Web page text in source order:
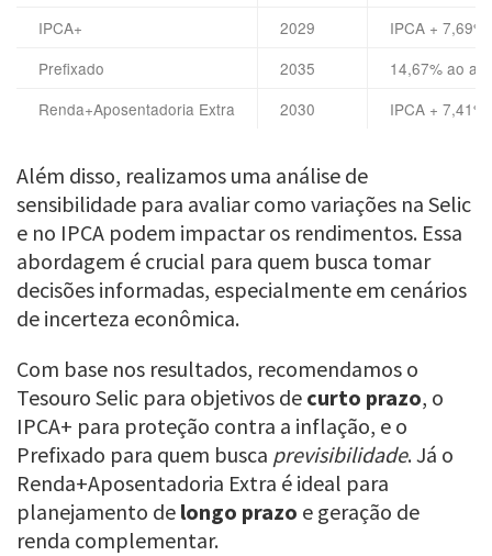
IPCA+
2029
IPCA + 7,69%
Prefixado
2035
14,67% ao
Renda+Aposentadoria Extra
2030 IPCA + 7,41%
Além disso, realizamos uma análise de
sensibilidade para avaliar como variações na Selic
e no IPCA podem impactar os rendimentos. Essa
abordagem é crucial para quem busca tomar
decisões informadas, especialmente em cenários
de incerteza econômica.
Com base nos resultados, recomendamos o
Tesouro Selic para objetivos de curto prazo, o
IPCA+ para proteção contra a inflação, e o
Prefixado para quem busca previsibilidade. Já o
Renda+Aposentadoria Extra é ideal para
planejamento de longo prazo e geração de
renda complementar.